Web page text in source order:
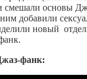
смешали основы
добавили
новый
фанк: